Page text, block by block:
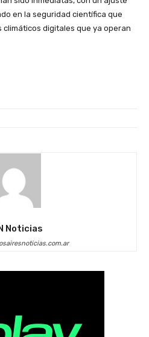
en la seguridad científica que
digitales que ya operan
Noticias